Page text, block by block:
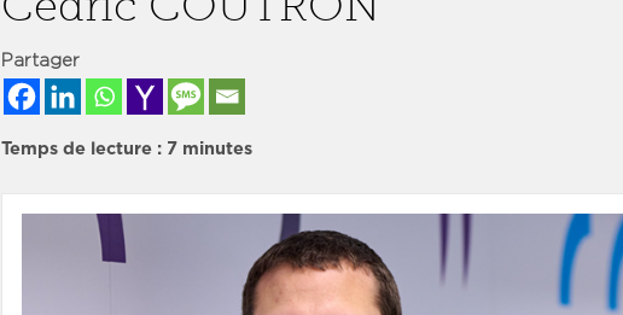
Partager
Temps de lecture : 7 minutes